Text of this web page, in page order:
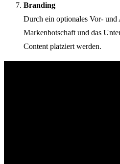
Branding
Durch ein optionales Vor- und
Markenbotschaft und das
Content platziert werden.